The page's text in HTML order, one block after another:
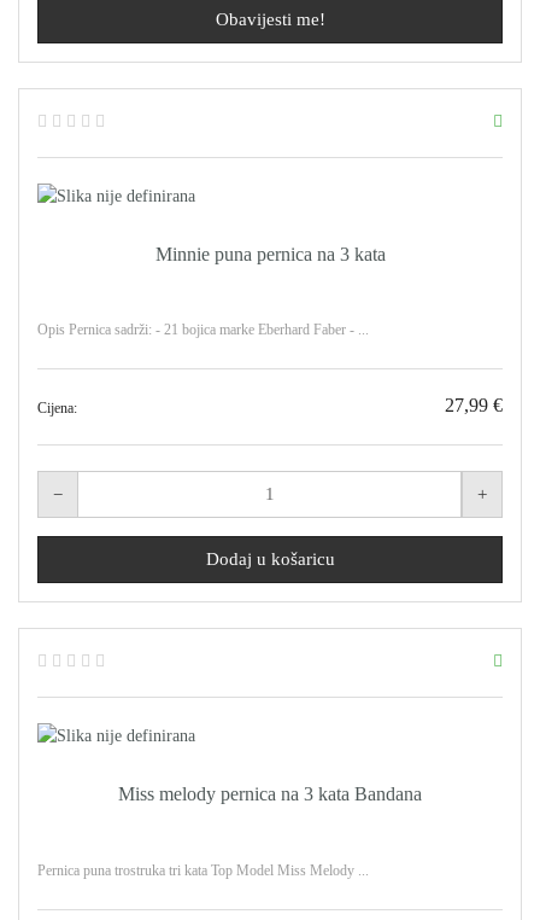
Obavijesti me!
Minnie puna pernica na 3 kata
Opis Pernica sadrži: - 21 bojica marke Eberhard Faber - ...
Cijena: 27,99 €
Miss melody pernica na 3 kata Bandana
Pernica puna trostruka tri kata Top Model Miss Melody ...